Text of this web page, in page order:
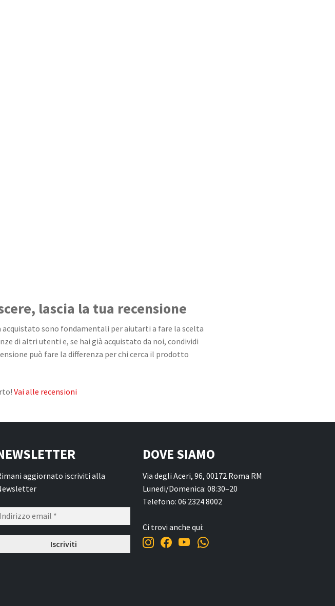
lascia la tua recensione
acquistato sono fondamentali per aiutarti a fare la scelta
di altri utenti e, se hai già acquistato da noi, condividi
può fare la differenza per chi cerca il prodotto
Vai alle recensioni
aggiornato iscriviti alla
DOVE SIAMO
Via degli Aceri, 96, 00172 Roma RM
Lunedi/Domenica: 08:30–20
Telefono: 06 2324 8002
Ci trovi anche qui: